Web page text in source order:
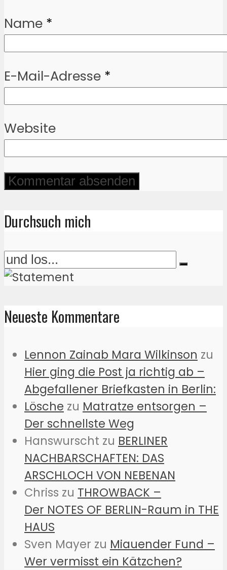
Name *
E-Mail-Adresse *
Website
Durchsuch mich
Neueste Kommentare
Lennon Zainab Mara Wilkinson zu
Hier ging die Post ja richtig ab –
Abgefallener Briefkasten in Berlin:
Lösche zu Matratze entsorgen –
Der schnellste Weg
Hanswurscht zu BERLINER
NACHBARSCHAFTEN: DAS
ARSCHLOCH VON NEBENAN
Chriss zu THROWBACK –
Der NOTES OF BERLIN-Raum in THE
HAUS
Sven Mayer zu Miauender Fund –
Wer vermisst ein Kätzchen?